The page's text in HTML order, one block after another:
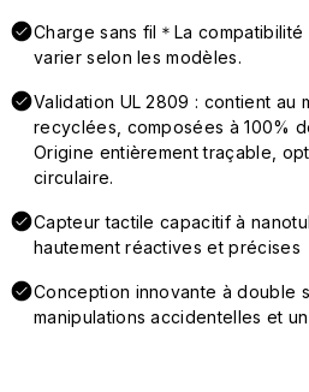
Charge sans fil＊La
varier selon les modèles.
Validation UL 2809 : contient au
recyclées, composées à 100%
Origine entièrement traçable,
circulaire.
Capteur tactile capacitif à
hautement réactives et précises
Conception innovante à double
manipulations accidentelles et